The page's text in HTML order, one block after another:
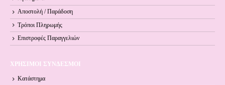
Αποστολή / Παράδοση
Τρόποι Πληρωμής
Επιστροφές Παραγγελιών
ΧΡΗΣΙΜΟΙ ΣΥΝΔΕΣΜΟΙ
Κατάστημα